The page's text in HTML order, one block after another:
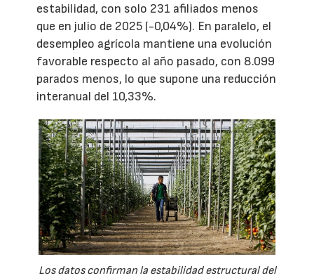
estabilidad, con solo 231 afiliados menos
que en julio de 2025 (-0,04%). En paralelo, el
desempleo agrícola mantiene una evolución
favorable respecto al año pasado, con 8.099
parados menos, lo que supone una reducción
interanual del 10,33%.
Los datos confirman la estabilidad estructural del